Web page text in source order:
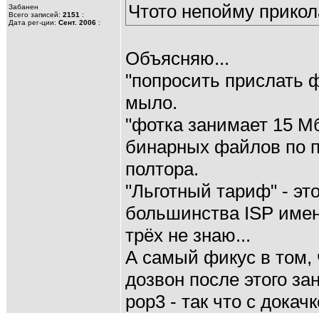
Забанен
Всего записей: 2151 :
Дата рег-ции: Сент. 2006 :
Чтото непойму
Объясняю...
"попросить прислать
мыло.
"фотка занимает 15
бинарных файлов по
полтора.
"Льготный тариф" -
большинства ISP
трёх не знаю...
А самый фикус в том,
дозвон после этого
pop3 - так что с